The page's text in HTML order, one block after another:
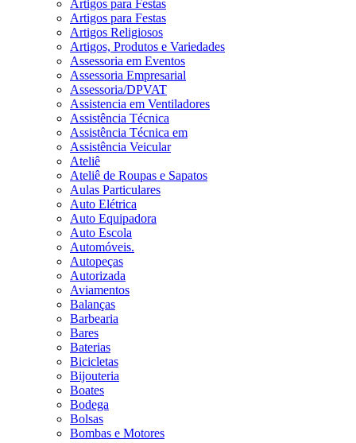
Artigos para Festas
Artigos para Festas
Artigos Religiosos
Artigos, Produtos e Variedades
Assessoria em Eventos
Assessoria Empresarial
Assessoria/DPVAT
Assistencia em Ventiladores
Assistência Técnica
Assistência Técnica em
Assistência Veicular
Ateliê
Ateliê de Roupas e Sapatos
Aulas Particulares
Auto Elétrica
Auto Equipadora
Auto Escola
Automóveis.
Autopeças
Autorizada
Aviamentos
Balanças
Barbearia
Bares
Baterias
Bicicletas
Bijouteria
Boates
Bodega
Bolsas
Bombas e Motores